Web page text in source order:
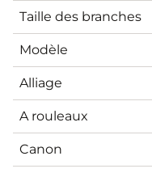
Taille des branches
Modèle
Alliage
A rouleaux
Canon